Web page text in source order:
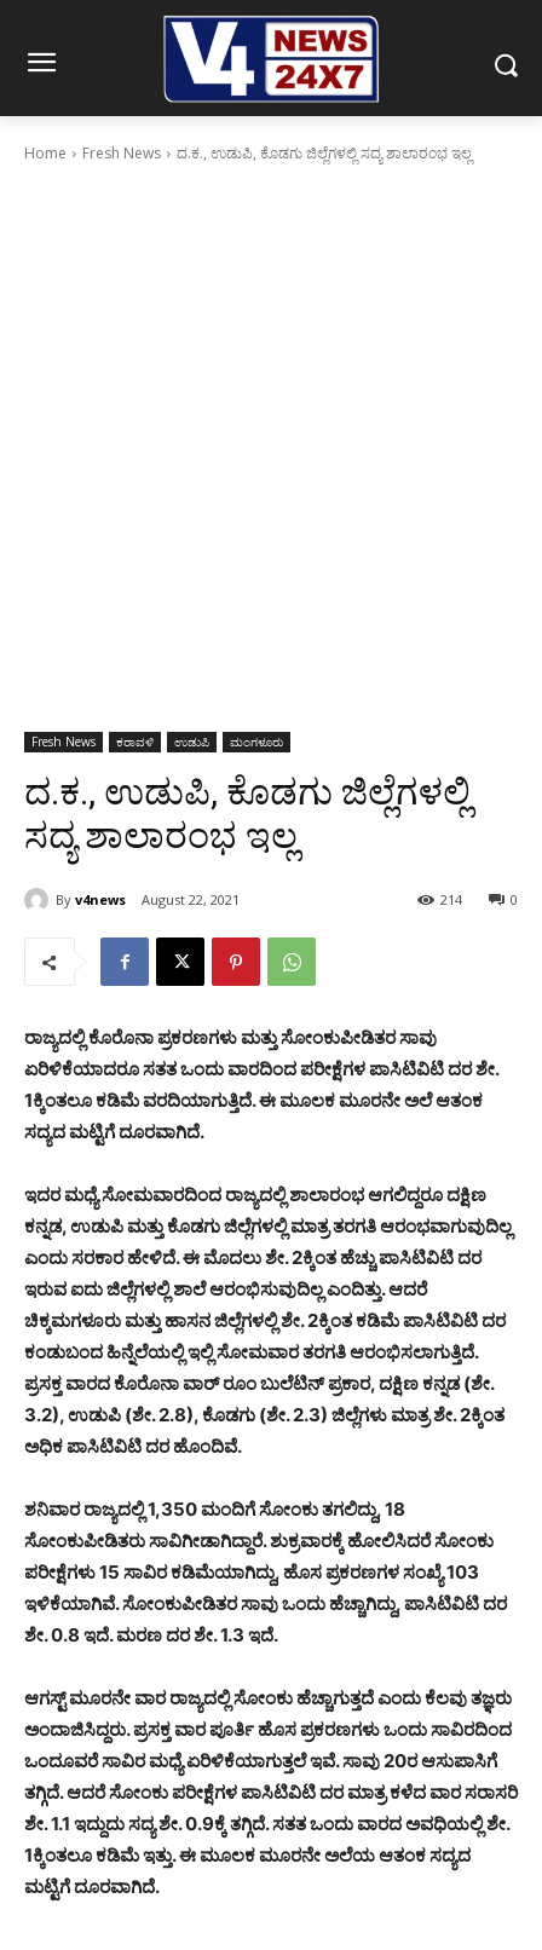
Home Fresh News ದ.ಕ., ಉಡುಪಿ, ಕೊಡಗು ಜಿಲ್ಲೆಗಳಲ್ಲಿ ಸದ್ಯ ಶಾಲಾರಂಭ ಇಲ್ಲ
Fresh News ಕರಾವಳಿ ಉಡುಪಿ ಮಂಗಳೂರು
ದ.ಕ., ಉಡುಪಿ, ಕೊಡಗು ಜಿಲ್ಲೆಗಳಲ್ಲಿ
ಸದ್ಯ ಶಾಲಾರಂಭ ಇಲ್ಲ
By v4news August 22, 2021 0
214
ರಾಜ್ಯದಲ್ಲಿ ಕೊರೊನಾ ಪ್ರಕರಣಗಳು ಮತ್ತು ಸೋಂಕುಪೀಡಿತರ ಸಾವು
ಏರಿಳಿಕೆಯಾದರೂ ಸತತ ಒಂದು ವಾರದಿಂದ ಪರೀಕ್ಷೆಗಳ ಪಾಸಿಟಿವಿಟಿ ದರ ಶೇ.
1ಕ್ಕಿಂತಲೂ ಕಡಿಮೆ ವರದಿಯಾಗುತ್ತಿದೆ. ಈ ಮೂಲಕ ಮೂರನೇ ಅಲೆ ಆತಂಕ
ಸದ್ಯದ ಮಟ್ಟಿಗೆ ದೂರವಾಗಿದೆ.
ಇದರ ಮಧ್ಯೆ ಸೋಮವಾರದಿಂದ ರಾಜ್ಯದಲ್ಲಿ ಶಾಲಾರಂಭ ಆಗಲಿದ್ದರೂ ದಕ್ಷಿಣ
ಕನ್ನಡ, ಉಡುಪಿ ಮತ್ತು ಕೊಡಗು ಜಿಲ್ಲೆಗಳಲ್ಲಿ ಮಾತ್ರ ತರಗತಿ ಆರಂಭವಾಗುವುದಿಲ್ಲ
ಎಂದು ಸರಕಾರ ಹೇಳಿದೆ. ಈ ಮೊದಲು ಶೇ. 2ಕ್ಕಿಂತ ಹೆಚ್ಚು ಪಾಸಿಟಿವಿಟಿ ದರ
ಇರುವ ಐದು ಜಿಲ್ಲೆಗಳಲ್ಲಿ ಶಾಲೆ ಆರಂಭಿಸುವುದಿಲ್ಲ ಎಂದಿತ್ತು. ಆದರೆ
ಚಿಕ್ಕಮಗಳೂರು ಮತ್ತು ಹಾಸನ ಜಿಲ್ಲೆಗಳಲ್ಲಿ ಶೇ. 2ಕ್ಕಿಂತ ಕಡಿಮೆ ಪಾಸಿಟಿವಿಟಿ ದರ
ಕಂಡುಬಂದ ಹಿನ್ನೆಲೆಯಲ್ಲಿ ಇಲ್ಲಿ ಸೋಮವಾರ ತರಗತಿ ಆರಂಭಿಸಲಾಗುತ್ತಿದೆ.
ಪ್ರಸಕ್ತ ವಾರದ ಕೊರೊನಾ ವಾರ್‌ ರೂಂ ಬುಲೆಟಿನ್‌ ಪ್ರಕಾರ, ದಕ್ಷಿಣ ಕನ್ನಡ (ಶೇ.
3.2), ಉಡುಪಿ (ಶೇ. 2.8), ಕೊಡಗು (ಶೇ. 2.3) ಜಿಲ್ಲೆಗಳು ಮಾತ್ರ ಶೇ. 2ಕ್ಕಿಂತ
ಅಧಿಕ ಪಾಸಿಟಿವಿಟಿ ದರ ಹೊಂದಿವೆ.
ಶನಿವಾರ ರಾಜ್ಯದಲ್ಲಿ 1,350 ಮಂದಿಗೆ ಸೋಂಕು ತಗಲಿದ್ದು, 18
ಸೋಂಕುಪೀಡಿತರು ಸಾವಿಗೀಡಾಗಿದ್ದಾರೆ. ಶುಕ್ರವಾರಕ್ಕೆ ಹೋಲಿಸಿದರೆ ಸೋಂಕು
ಪರೀಕ್ಷೆಗಳು 15 ಸಾವಿರ ಕಡಿಮೆಯಾಗಿದ್ದು, ಹೊಸ ಪ್ರಕರಣಗಳ ಸಂಖ್ಯೆ 103
ಇಳಿಕೆಯಾಗಿವೆ. ಸೋಂಕುಪೀಡಿತರ ಸಾವು ಒಂದು ಹೆಚ್ಚಾಗಿದ್ದು, ಪಾಸಿಟಿವಿಟಿ ದರ
ಶೇ. 0.8 ಇದೆ. ಮರಣ ದರ ಶೇ. 1.3 ಇದೆ.
ಆಗಸ್ಟ್‌ ಮೂರನೇ ವಾರ ರಾಜ್ಯದಲ್ಲಿ ಸೋಂಕು ಹೆಚ್ಚಾಗುತ್ತದೆ ಎಂದು ಕೆಲವು ತಜ್ಞರು
ಅಂದಾಜಿಸಿದ್ದರು. ಪ್ರಸಕ್ತ ವಾರ ಪೂರ್ತಿ ಹೊಸ ಪ್ರಕರಣಗಳು ಒಂದು ಸಾವಿರದಿಂದ
ಒಂದೂವರೆ ಸಾವಿರ ಮಧ್ಯೆ ಏರಿಳಿಕೆಯಾಗುತ್ತಲೆ ಇವೆ. ಸಾವು 20ರ ಆಸುಪಾಸಿಗೆ
ತಗ್ಗಿದೆ. ಆದರೆ ಸೋಂಕು ಪರೀಕ್ಷೆಗಳ ಪಾಸಿಟಿವಿಟಿ ದರ ಮಾತ್ರ ಕಳೆದ ವಾರ ಸರಾಸರಿ
ಶೇ. 1.1 ಇದ್ದುದು ಸದ್ಯ ಶೇ. 0.9ಕ್ಕೆ ತಗ್ಗಿದೆ. ಸತತ ಒಂದು ವಾರದ ಅವಧಿಯಲ್ಲಿ ಶೇ.
1ಕ್ಕಿಂತಲೂ ಕಡಿಮೆ ಇತ್ತು. ಈ ಮೂಲಕ ಮೂರನೇ ಅಲೆಯ ಆತಂಕ ಸದ್ಯದ
ಮಟ್ಟಿಗೆ ದೂರವಾಗಿದೆ.